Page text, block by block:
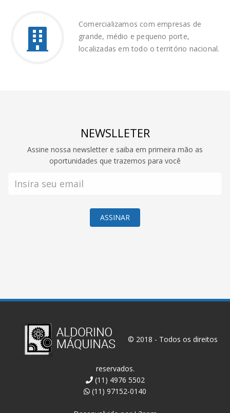
Comercializamos com empresas de
grande, médio e pequeno porte,
localizadas em todo o território nacional.
NEWSLLETER
Assine nossa newsletter e saiba em primeira mão as
oportunidades que trazemos para você
ASSINAR
© 2018 - Todos os direitos
reservados.
(11) 4976 5502
(11) 97152-0140